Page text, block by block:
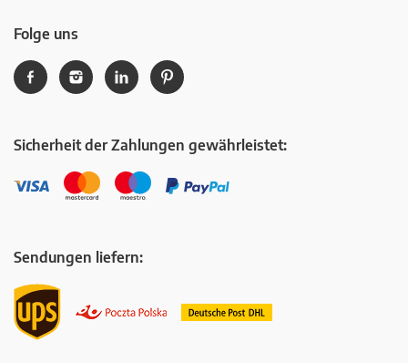
Folge uns
Sicherheit der Zahlungen gewährleistet:
Sendungen liefern: